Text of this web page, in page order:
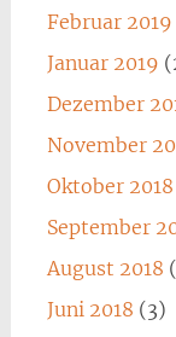
Februar 2019
Januar 2019
Dezember
November
Oktober 2018
September
August 2018
Juni 2018 (3)